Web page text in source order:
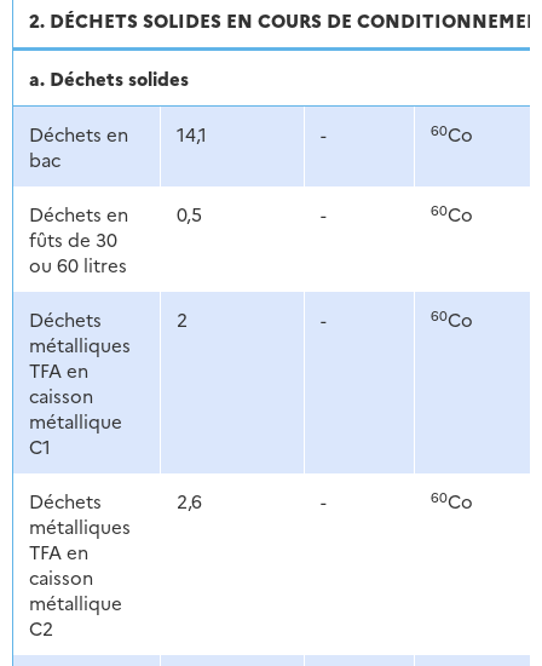
2. DÉCHETS SOLIDES EN COURS DE
a. Déchets solides
Déchets en
bac
14,1 - 60Co
Déchets en
fûts de 30
ou 60 litres
0,5 - 60Co
Déchets
métalliques
TFA en
caisson
métallique
C1
2 - 60Co
Déchets
métalliques
TFA en
caisson
métallique
C2
2,6 - 60Co